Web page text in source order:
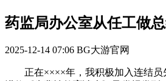
药监局办公室从任工做总
2025-12-14 07:06 BG大游官网
正在××××年，我积极加入连结员